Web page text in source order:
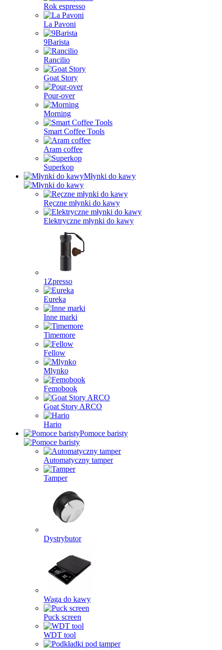
Rok espresso
La Pavoni
9Barista
Rancilio
Goat Story
Pour-over
Morning
Smart Coffee Tools
Aram coffee
Superkop
Młynki do kawy
Ręczne młynki do kawy
Elektryczne młynki do kawy
1Zpresso
Eureka
Inne marki
Timemore
Fellow
Mlynko
Femobook
Goat Story ARCO
Hario
Pomoce baristy
Automatyczny tamper
Tamper
Dystrybutor
Waga do kawy
Puck screen
WDT tool